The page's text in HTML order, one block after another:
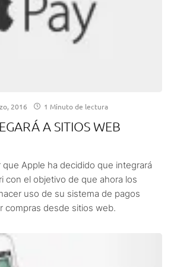
2016 1 Minuto de lectura
A SITIOS WEB
Apple ha decidido que integrará
con el objetivo de que ahora los
uso de su sistema de pagos
compras desde sitios web.